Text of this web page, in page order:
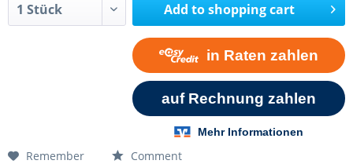
Add toshopping cart
Remember Comment